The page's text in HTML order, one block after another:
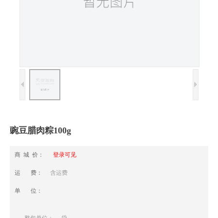
豌豆腊肉粽100g
商 城 价： 登录可见
运 费： 含运费
单 位：